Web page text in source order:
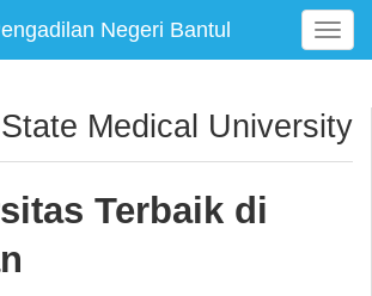
Negeri Bantul
T
o
g
l
e
Medical University
Terbaik di